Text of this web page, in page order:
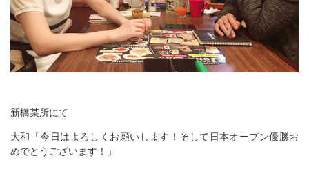
新橋某所にて
大和「今日はよろしくお願いします！そして日本オープン優勝お
めでとうございます！」